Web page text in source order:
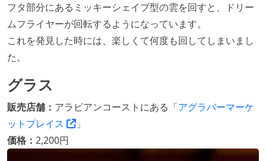
フタ部分にあるミッキーシェイプ型の雲を回すと、ドリー
ムフライヤーが回転するようになっています。
これを発見した時には、楽しくて何度も回してしまいまし
た。
グラス
販売店舗： アラビアンコーストにある「アグラバーマーケ
ットプレイス
」
価格： 2,200円